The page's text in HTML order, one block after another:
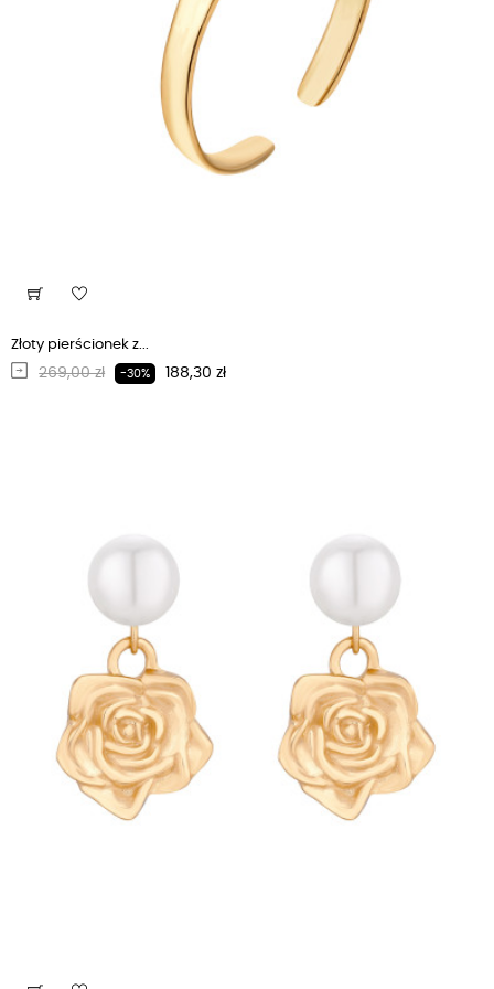
Złoty pierścionek z...
Regularna cena
269,00 zł -30% Cena
188,30 zł